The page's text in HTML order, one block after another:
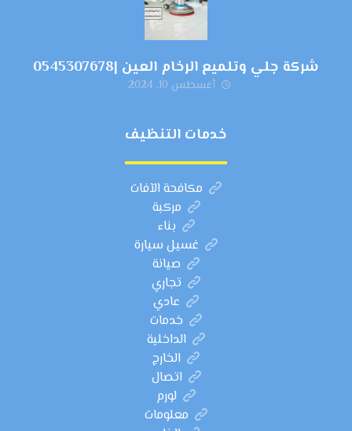
شركة جلي وتلميع الرخام العين |0545307678
أغسطس 10, 2024
خدمات التنظيف
مكافحة الآفات
مركبة
بناء
غسيل سيارة
صيانة
تجاري
عادي
خدمات
الداخلية
الخارج
اتصال
لورم
معلومات